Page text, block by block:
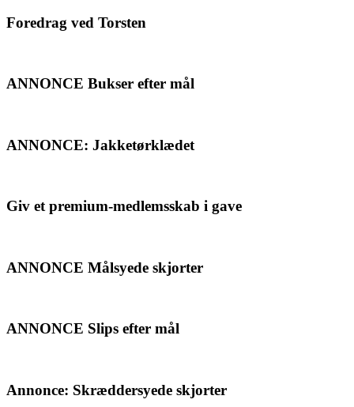
Foredrag ved Torsten
ANNONCE Bukser efter mål
ANNONCE: Jakketørklædet
Giv et premium-medlemsskab i gave
ANNONCE Målsyede skjorter
ANNONCE Slips efter mål
Annonce: Skræddersyede skjorter